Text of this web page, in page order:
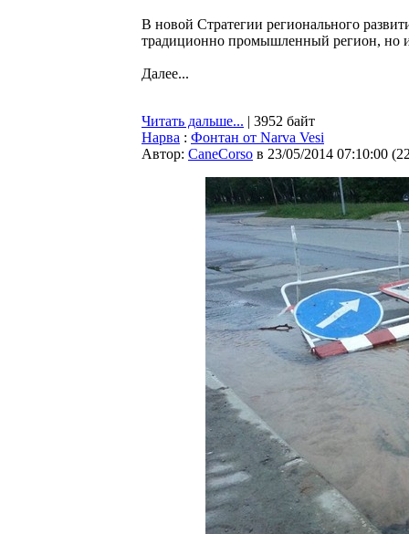
В новой Стратегии регионального
традиционно промышленный регион, но и
Далее...
Читать дальше... | 3952 байт
Нарва : Фонтан от Narva Vesi
Автор: CaneCorso в 23/05/2014 07:10:00 (